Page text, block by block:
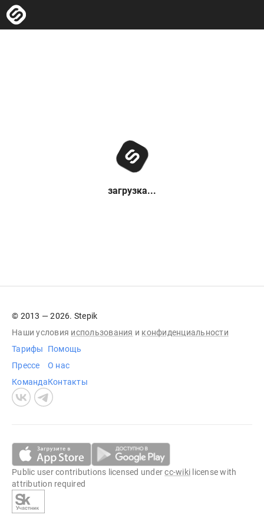
загрузка...
© 2013 — 2026. Stepik
Наши условия использования и конфиденциальности
Тарифы
Прессе
Команда
Помощь
О нас
Контакты
Public user contributions licensed undercc-wiki license with
attribution required